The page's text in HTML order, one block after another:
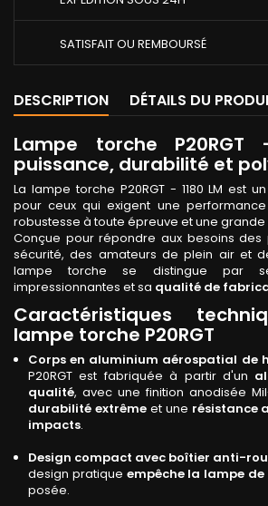
SATISFAIT OU REMBOURSÉ
DESCRIPTION DÉTAILS DU
Lampe torche
puissance, durabilité et
La lampe torche P20RGT - 1180 LM est
pour ceux qui exigent une
robustesse à toute épreuve et une grande
Conçue pour répondre aux besoins des
sécurité, des amateurs de plein air et
lampe torche se distingue par
impressionnantes et sa qualité de
Caractéristiques
lampe torche P20RGT
Corps en aluminium aérospatial de
P20RGT est fabriquée à partir d'un
qualité, avec une finition anodisée
durabilité extrêmeet une résistance
impacts.
Design compact avec boîtier anti-
design pratique empêche la lampe de
posée.